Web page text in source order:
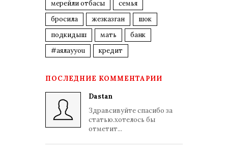
мерейли отбасы
семья
бросила
жезказган
шок
подкидыш
мать
банк
#аялауyou
кредит
ПОСЛЕДНИЕ КОММЕНТАРИИ
Dastan
Здравсивуйте спасибо за
статью.хотелось бы
отметит...